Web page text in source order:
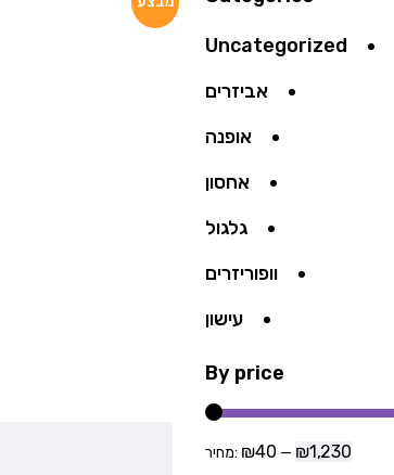
Uncategorized
אביזרים
אופנה
אחסון
גלגול
וופוריזרים
עישון
By price
מחיר: ₪40 — ₪1,230